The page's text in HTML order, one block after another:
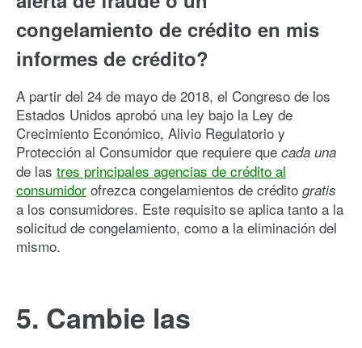
congelamiento de crédito en mis
informes de crédito?
A partir del 24 de mayo de 2018, el Congreso de los
Estados Unidos aprobó una ley bajo la Ley de
Crecimiento Económico, Alivio Regulatorio y
Protección al Consumidor que requiere que cada una
de las tres principales agencias de crédito al
consumidor ofrezca congelamientos de crédito gratis
a los consumidores. Este requisito se aplica tanto a la
solicitud de congelamiento, como a la eliminación del
mismo.
5. Cambie las